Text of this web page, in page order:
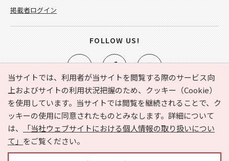
当サイトでは、利用者が当サイトを閲覧する際のサービス向
上およびサイトの利用状況把握のため、クッキー（Cookie）
を使用しています。当サイトでは閲覧を継続されることで、ク
ッキーの使用に同意されたものとみなします。詳細について
は、
「当社ウェブサイトにおける個人情報の取り扱いについ
て」 をご覧ください。
e-NAVITA（イーナビタ）とは？ お気に入り
ヘルプ
利用規約
個人情報の取り扱いについて
運営会社
サイトマップ
広告掲載に関するお問い合わせ
掲載者ログイン
FOLLOW US!